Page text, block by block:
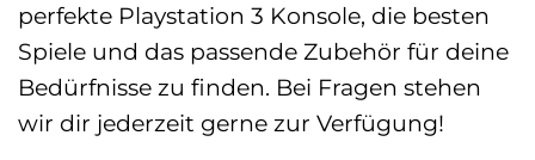
perfekte Playstation 3 Konsole, die besten
Spiele und das passende Zubehör für deine
Bedürfnisse zu finden. Bei Fragen stehen
wir dir jederzeit gerne zur Verfügung!